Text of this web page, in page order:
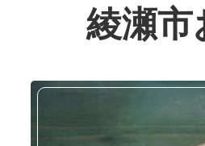
公開日：2025
ロケ地：有限
訪れた方：加
綾瀬市